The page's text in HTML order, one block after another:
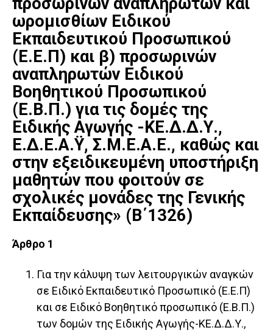
ωρομισθίων Ειδικού
Εκπαιδευτικού Προσωπικού
(Ε.Ε.Π) και β) προσωρινών
αναπληρωτών Ειδικού
Βοηθητικού Προσωπικού
(Ε.Β.Π.) για τις δομές της
Ειδικής Αγωγής -ΚΕ.Δ.Δ.Υ.,
Ε.Δ.Ε.Α.Ϋ, Σ.Μ.Ε.Α.Ε., καθώς και
στην εξειδικευμένη υποστήριξη
μαθητών που φοιτούν σε
σχολικές μονάδες της Γενικής
Εκπαίδευσης» (Β΄1326)
Άρθρο 1
Για την κάλυψη των λειτουργικών αναγκών
σε Ειδικό Εκπαιδευτικό Προσωπικό (Ε.Ε.Π)
και σε Ειδικό Βοηθητικό προσωπικό (Ε.Β.Π.)
των δομών της Ειδικής Αγωγής-ΚΕ.Δ.Δ.Υ.,